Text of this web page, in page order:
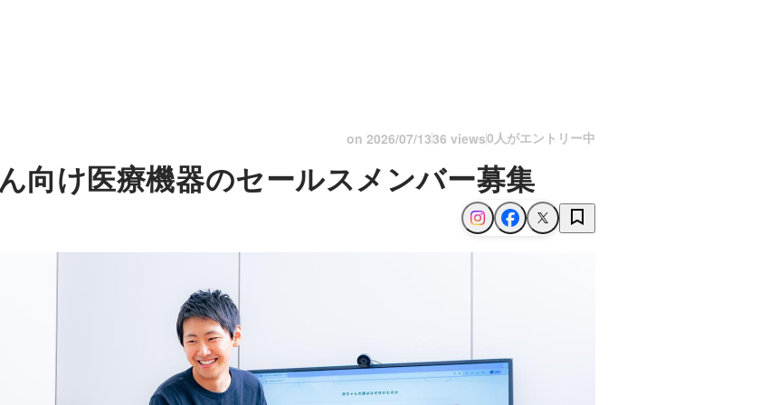
on 2026/07/1336 views0人がエントリー中
向け医療機器のセールスメンバー募集